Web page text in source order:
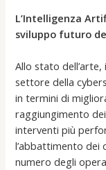
L’Intelligenza
sviluppo futuro
Allo stato dell’arte,
settore della
in termini di
raggiungimento
interventi più
l’abbattimento dei
numero degli